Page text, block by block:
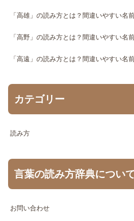
「高雄」の読み方とは？間違いやすい名
「高野」の読み方とは？間違いやすい名
「高遠」の読み方とは？間違いやすい名
カテゴリー
読み方
言葉の読み方辞典につい
お問い合わせ